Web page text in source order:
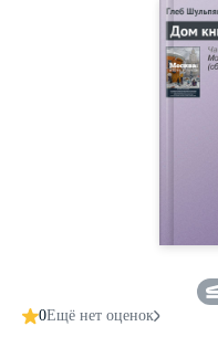
0Ещё нет оценок